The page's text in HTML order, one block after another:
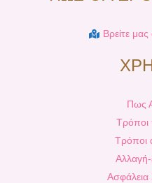
Βρείτε
Πως
Τρόποι